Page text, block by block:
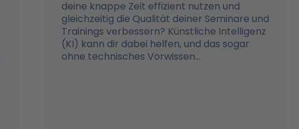
deine knappe Zeit effizient nutzen und
gleichzeitig die Qualität deiner Seminare und
Trainings verbessern? Künstliche Intelligenz
(KI) kann dir dabei helfen, und das sogar
ohne technisches Vorwissen...